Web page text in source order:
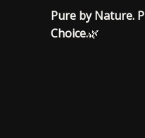
Pure by Nature.
Choice.🌿